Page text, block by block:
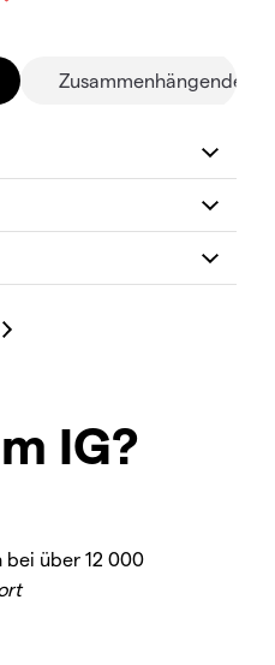
Zusammenhängende
IG?
bei über 12 000